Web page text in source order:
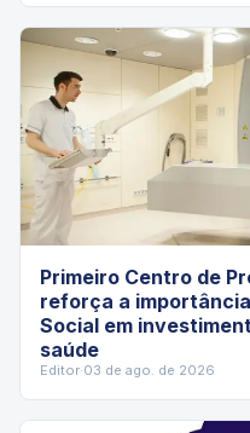
Primeiro Centro de
reforça a
Social em
saúde
Editor·03 de ago. de 2026